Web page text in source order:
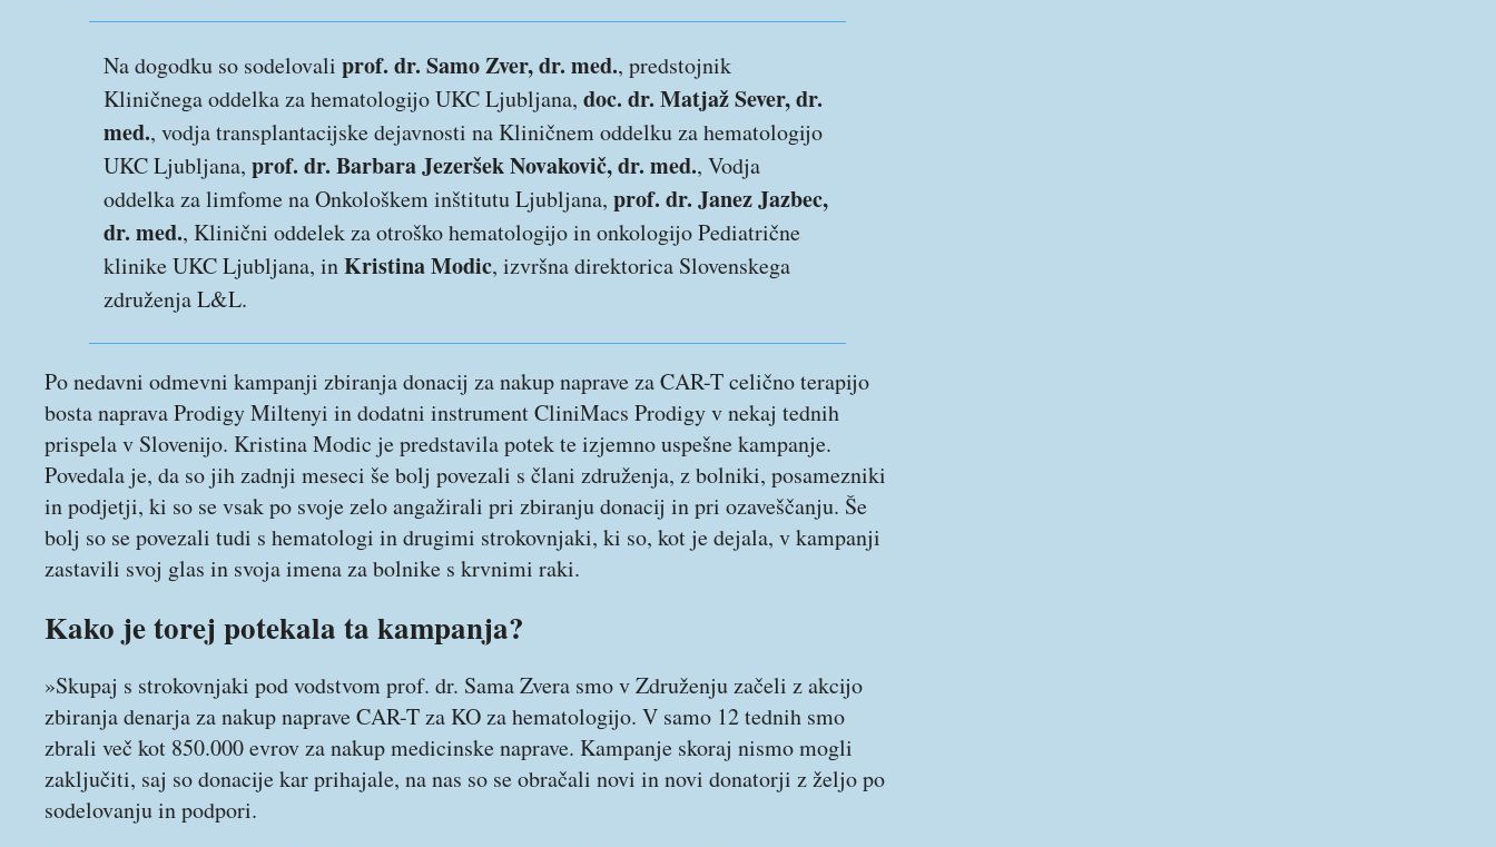
Na dogodku so sodelovali prof. dr. Samo Zver, dr. med., predstojnik
Kliničnega oddelka za hematologijo UKC Ljubljana, doc. dr. Matjaž Sever, dr.
med., vodja transplantacijske dejavnosti na Kliničnem oddelku za hematologijo
UKC Ljubljana, prof. dr. Barbara Jezeršek Novakovič, dr. med., Vodja
oddelka za limfome na Onkološkem inštitutu Ljubljana, prof. dr. Janez Jazbec,
dr. med., Klinični oddelek za otroško hematologijo in onkologijo Pediatrične
klinike UKC Ljubljana, inKristina Modic, izvršna direktorica Slovenskega
združenja L&L.
Po nedavni odmevni kampanji zbiranja donacij za nakup naprave za CAR-T celično terapijo
bosta naprava Prodigy Miltenyi in dodatni instrument CliniMacs Prodigy v nekaj tednih
prispela v Slovenijo. Kristina Modic je predstavila potek te izjemno uspešne kampanje.
Povedala je, da so jih zadnji meseci še bolj povezali s člani združenja, z bolniki, posamezniki
in podjetji, ki so se vsak po svoje zelo angažirali pri zbiranju donacij in pri ozaveščanju. Še
bolj so se povezali tudi s hematologi in drugimi strokovnjaki, ki so, kot je dejala, v kampanji
zastavili svoj glas in svoja imena za bolnike s krvnimi raki.
Kako je torej potekala ta kampanja?
»Skupaj s strokovnjaki pod vodstvom prof. dr. Sama Zvera smo v Združenju začeli z akcijo
zbiranja denarja za nakup naprave CAR-T za KO za hematologijo. V samo 12 tednih smo
zbrali več kot 850.000 evrov za nakup medicinske naprave. Kampanje skoraj nismo mogli
zaključiti, saj so donacije kar prihajale, na nas so se obračali novi in novi donatorji z željo po
sodelovanju in podpori.